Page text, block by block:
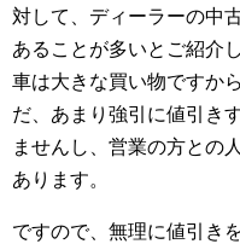
対して、ディーラーの中
あることが多いとご紹介
車は大きな買い物ですか
だ、あまり強引に値引き
ませんし、営業の方との
あります。
ですので、無理に値引き